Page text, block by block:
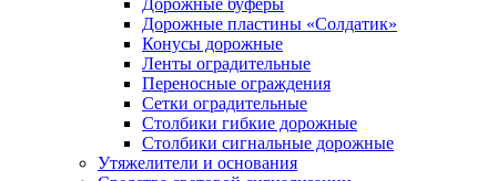
Дорожные буферы
Дорожные пластины «Солдатик»
Конусы дорожные
Ленты оградительные
Переносные ограждения
Сетки оградительные
Столбики гибкие дорожные
Столбики сигнальные дорожные
Утяжелители и основания